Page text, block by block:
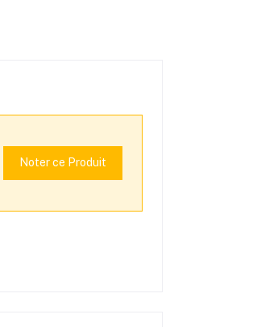
Noter ce Produit